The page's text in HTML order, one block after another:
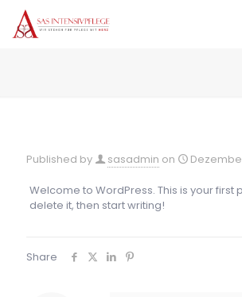
Published by sasadmin on
Welcome to WordPress. This is your first
delete it, then start writing!
Share